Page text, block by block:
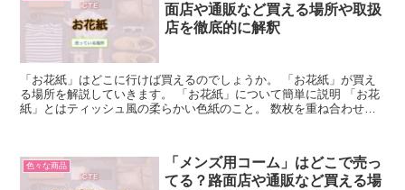
面店や通販など買える場所や取扱
店を徹底的に解釈
「お花紙」はどこに行けば買えるのでしょうか。 「お花紙」が買え
る場所を解説していきます。 「お花紙」について簡単に説明 「お花
紙」とはティッシュ風の柔らかい色紙のこと。 数枚を重ね合わせ、
色々な商品
「メンズ用コーム」はどこで売っ
てる？路面店や通販など買える場